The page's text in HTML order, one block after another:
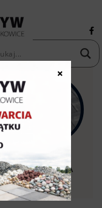
KOSTKA
BRUKOWA
×